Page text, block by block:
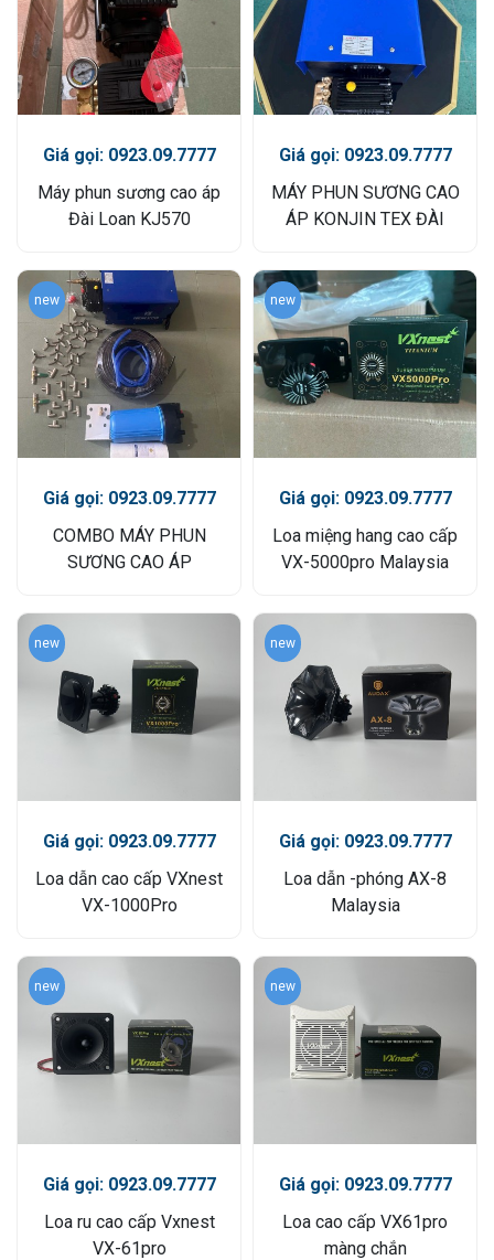
Giá gọi: 0923.09.7777
Máy phun sương cao áp
Đài Loan KJ570
Giá gọi: 0923.09.7777
MÁY PHUN SƯƠNG CAO
ÁP KONJIN TEX ĐÀI
new
Giá gọi: 0923.09.7777
COMBO MÁY PHUN
SƯƠNG CAO ÁP
new
Giá gọi: 0923.09.7777
Loa miệng hang cao cấp
VX-5000pro Malaysia
new
Giá gọi: 0923.09.7777
Loa dẫn cao cấp VXnest
VX-1000Pro
new
Giá gọi: 0923.09.7777
Loa dẫn -phóng AX-8
Malaysia
new
Giá gọi: 0923.09.7777
Loa ru cao cấp Vxnest
VX-61pro
new
Giá gọi: 0923.09.7777
Loa cao cấp VX61pro
màng chắn